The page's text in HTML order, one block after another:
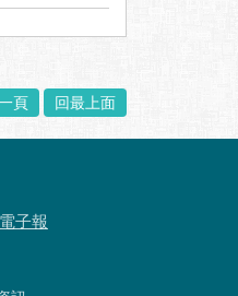
頁 回最上面
子報